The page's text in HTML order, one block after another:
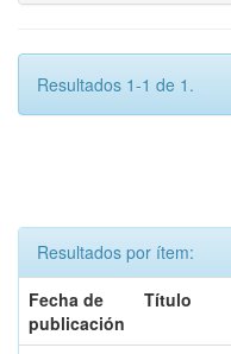
Resultados 1-1 de 1.
Resultados por ítem:
Fecha de
publicación
Título